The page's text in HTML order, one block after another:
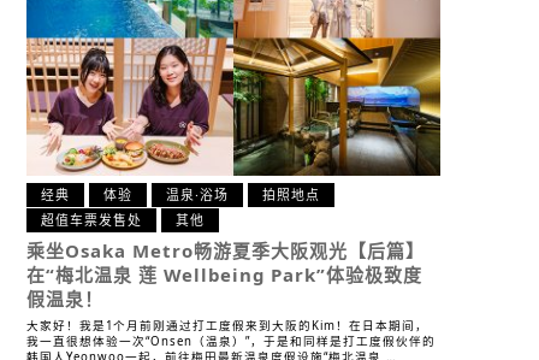
经典 体验 温泉·浴场
拍照地点
超值车票发售处
其他
乘坐Osaka Metro畅游夏季大阪观光【后篇】
在“梅北温泉 莲 Wellbeing Park”体验极致度
假温泉！
大家好！我是1个月前刚通过打工度假来到大阪的Kim！在日本期间，
我一直很想体验一次“Onsen（温泉）”，于是和同样是打工度假伙伴的